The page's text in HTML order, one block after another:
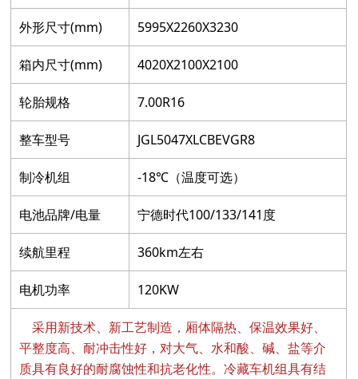
外形尺寸(mm) 5995X2260X3230
箱内尺寸(mm) 4020X2100X2100
轮胎规格 7.00R16
整车型号 JGL5047XLCBEVGR8
制冷机组 -18℃（温度可选）
电池品牌/电量 宁德时代100/133/141度
续航里程 360km左右
电机功率 120KW
采用新技术、新工艺制造，厢体隔热、保温效果好、
平整度高、耐冲击性好，对大气、水和酸、碱、盐等介
质具有良好的耐腐蚀性和抗老化性。冷藏车机组具有结